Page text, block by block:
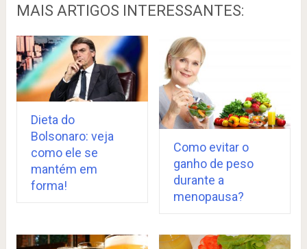
MAIS ARTIGOS INTERESSANTES:
Dieta do
Bolsonaro: veja
como ele se
mantém em
forma!
Como evitar o
ganho de peso
durante a
menopausa?